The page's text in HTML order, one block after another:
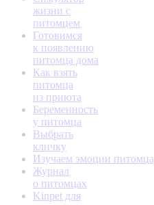
жизни с
питомцем
Готовимся
к появлению
питомца дома
Как взять
питомца
из приюта
Беременность
у питомца
Выбрать
кличку
Изучаем эмоции питомца
Журнал
о питомцах
Kinpet для